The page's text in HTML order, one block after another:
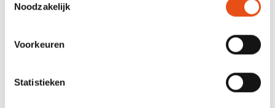
Noodzakelijk
Voorkeuren
Statistieken
Snoei in de blijvende kroon